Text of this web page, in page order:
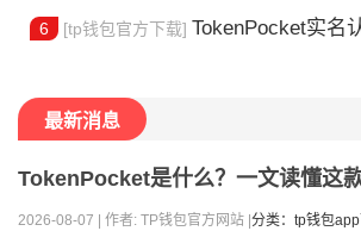
6 [tp钱包官方下载] TokenPocket实名认
最新消息
TokenPocket是什么？一文读懂这
2026-08-07 | 作者: TP钱包官方网站 | 分类：tp钱包